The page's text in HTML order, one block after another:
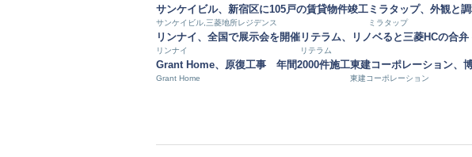
サンケイビル、新宿区に105戸の賃貸物件竣工
サンケイビル,三菱地所レジデンス
ミラタップ、外観と
ミラタップ
リンナイ、全国で展示会を開催
リンナイ
リテラム、リノベると三菱HCの合
リテラム
Grant Home、原復工事 年間2000件施工
Grant Home
東建コーポレーション、
東建コーポレーション